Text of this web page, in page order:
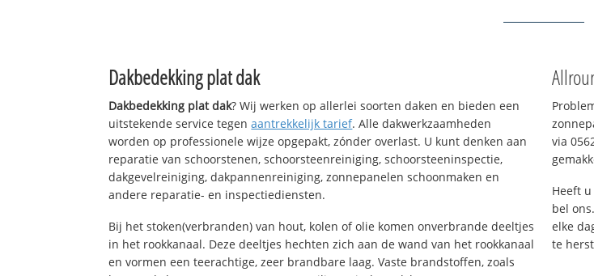
Dakbedekking plat dak
Dakbedekking plat dak? Wij werken op allerlei soorten daken en bieden een
uitstekende service tegenaantrekkelijk tarief. Alle dakwerkzaamheden
worden op professionele wijze opgepakt, zónder overlast. U kunt denken aan
reparatie van schoorstenen, schoorsteenreiniging, schoorsteeninspectie,
dakgevelreiniging, dakpannenreiniging, zonnepanelen schoonmaken en
andere reparatie- en inspectiediensten.
Bij het stoken(verbranden) van hout, kolen of olie komen onverbrande deeltjes
in het rookkanaal. Deze deeltjes hechten zich aan de wand van het rookkanaal
en vormen een teerachtige, zeer brandbare laag. Vaste brandstoffen, zoals
via
Heeft
bel
elke
te